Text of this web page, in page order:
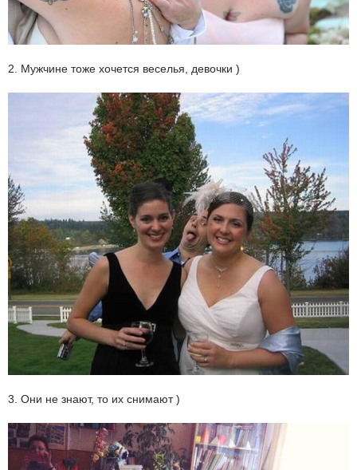
2. Мужчине тоже хочется веселья, девочки )
3. Они не знают, то их снимают )